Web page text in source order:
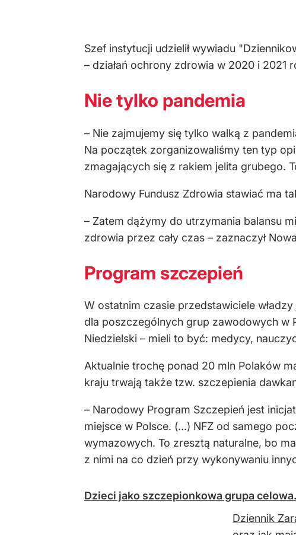
Szef instytucji udzielił wywiadu
– działań ochrony zdrowia w 2020 i 2021
Nie tylko pandemia
– Nie zajmujemy się tylko walką z
Na początek zorganizowaliśmy ten typ
zmagających się z rakiem jelita grubego.
Narodowy Fundusz Zdrowia stawiać ma
– Zatem dążymy do utrzymania balansu
zdrowia przez cały czas – zaznaczył
Program szczepień
W ostatnim czasie przedstawiciele
dla poszczególnych grup zawodowych w
Niedzielski – mieli to być: medycy,
Aktualnie trochę ponad 20 mln Polaków
kraju trwają także tzw. szczepienia
– Narodowy Program Szczepień jest
miejsce w Polsce. (...) NFZ od samego
wymazowych. To zresztą naturalne, bo
z nimi na co dzień przy wykonywaniu
Dzieci jako szczepionkowa grupa
Dziennik